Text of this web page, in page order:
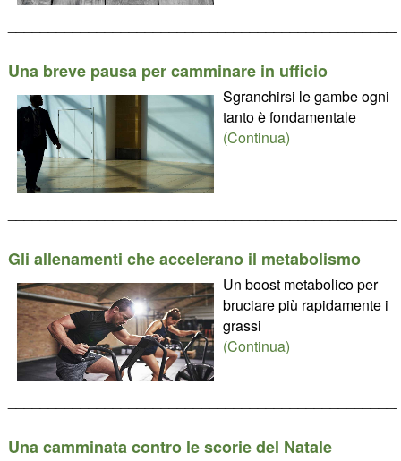
Una breve pausa per camminare in ufficio
Sgranchirsi le gambe ogni
tanto è fondamentale
(Continua)
Gli allenamenti che accelerano il metabolismo
Un boost metabolico per
bruciare più rapidamente i
grassi
(Continua)
Una camminata contro le scorie del Natale